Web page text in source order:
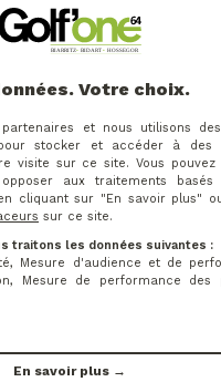
à partir de 49€
SERVICE CLIENT
07 84 58 69 69
généraleset la
Votre choix.
et nous utilisons
stocker et accéder à des
visite sur ce site. Vous
aux traitements
cliquant sur "En savoir plus"
sur ce site.
traitons les données suivantes :
Mesure d'audience et de
Mesure de performance des
En savoir plus →